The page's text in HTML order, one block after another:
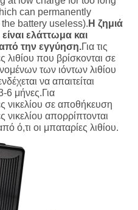
can permanently
battery useless). Η ζημιά
ελάττωμα και
την εγγύηση.Για τις
λιθίου που βρίσκονται σε
των ιόντων λιθίου
να απαιτείται
6 μήνες.Για
νικελίου σε αποθήκευση
απορρίπτονται
ό,τι οι μπαταρίες λιθίου.